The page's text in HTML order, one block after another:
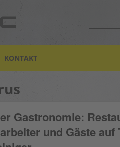
KONTAKT
Gastronomie:
und Gäste auf